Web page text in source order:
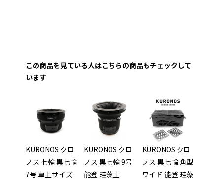
この商品を見ている人はこちらの商品もチェックして
います
KURONOS クロ
ノス 七輪 黒七輪
7号 卓上サイズ
KURONOS クロ
ノス 黒七輪 9号
能登 珪藻土
KURONOS クロ
ノス 黒七輪 角型
ワイド 能登 珪藻